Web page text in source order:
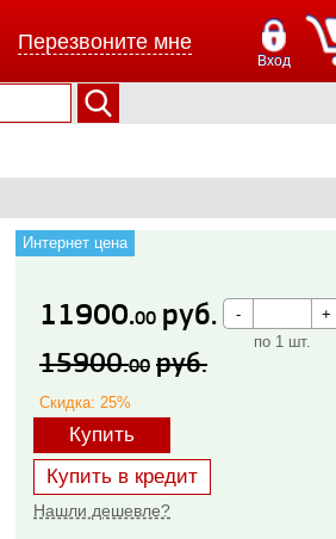
Перезвоните мне
Вход
Интернет цена
11900.00 руб.
15900.00 руб.
Скидка: 25%
по 1 шт.
Купить
Купить в кредит
Нашли дешевле?